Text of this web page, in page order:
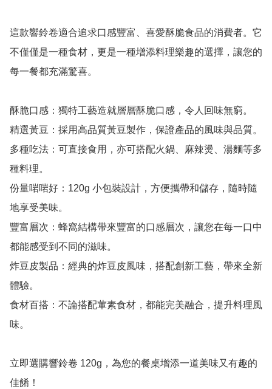
這款響鈴卷適合追求口感豐富、喜愛酥脆食品的消費者。它
不僅僅是一種食材，更是一種增添料理樂趣的選擇，讓您的
每一餐都充滿驚喜。
酥脆口感：獨特工藝造就層層酥脆口感，令人回味無窮。
精選黃豆：採用高品質黃豆製作，保證產品的風味與品質。
多種吃法：可直接食用，亦可搭配火鍋、麻辣燙、湯麵等多
種料理。
份量啱啱好：120g 小包裝設計，方便攜帶和儲存，隨時隨
地享受美味。
豐富層次：蜂窩結構帶來豐富的口感層次，讓您在每一口中
都能感受到不同的滋味。
炸豆皮製品：經典的炸豆皮風味，搭配創新工藝，帶來全新
體驗。
食材百搭：不論搭配葷素食材，都能完美融合，提升料理風
味。
立即選購響鈴卷 120g，為您的餐桌增添一道美味又有趣的